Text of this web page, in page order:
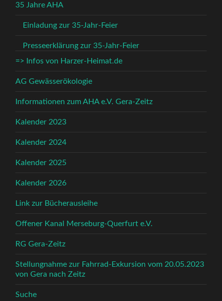
35 Jahre AHA
Einladung zur 35-Jahr-Feier
Presseerklärung zur 35-Jahr-Feier
=> Infos von Harzer-Heimat.de
AG Gewässerökologie
Informationen zum AHA e.V. Gera-Zeitz
Kalender 2023
Kalender 2024
Kalender 2025
Kalender 2026
Link zur Bücherausleihe
Offener Kanal Merseburg-Querfurt e.V.
RG Gera-Zeitz
Stellungnahme zur Fahrrad-Exkursion vom 20.05.2023
von Gera nach Zeitz
Suche